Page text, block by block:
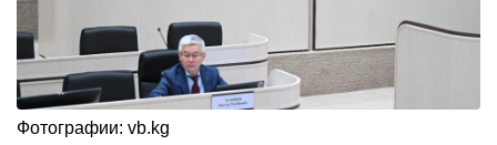
Фотографии: vb.kg